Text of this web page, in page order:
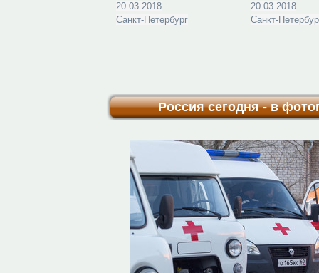
20.03.2018
Санкт-Петербург
20.03.2018
Санкт-
Россия сегодня - в